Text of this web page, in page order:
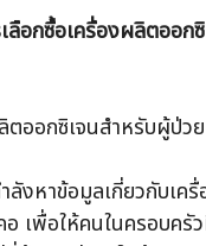
ลือกซื้อเครื่องผลิตออก
ตออกซิเจนสำหรับผู้ป่วย
ลังหาข้อมูลเกี่ยวกับเค
อ เพื่อให้คนในครอบค